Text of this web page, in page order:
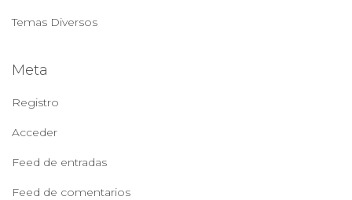
Temas Diversos
Meta
Registro
Acceder
Feed de entradas
Feed de comentarios